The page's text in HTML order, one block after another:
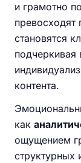
и грамотно
становятся
контента.
как
ощущением
структурных